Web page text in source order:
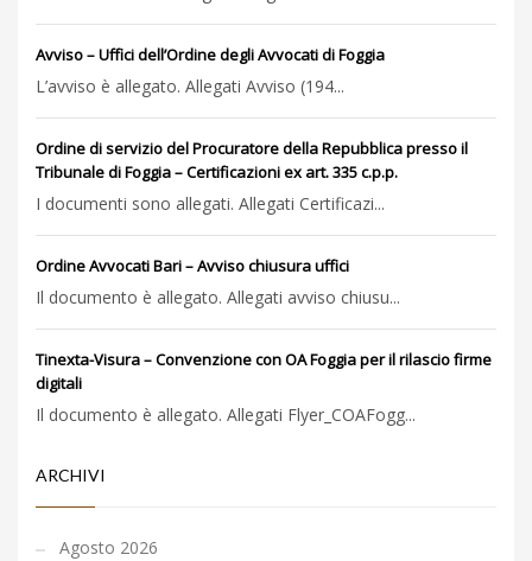
Avviso – Uffici dell’Ordine degli Avvocati di Foggia
L’avviso è allegato. Allegati Avviso (194...
Ordine di servizio del Procuratore della Repubblica presso il
Tribunale di Foggia – Certificazioni ex art. 335 c.p.p.
I documenti sono allegati. Allegati Certificazi...
Ordine Avvocati Bari – Avviso chiusura uffici
Il documento è allegato. Allegati avviso chiusu...
Tinexta-Visura – Convenzione con OA Foggia per il rilascio firme
digitali
Il documento è allegato. Allegati Flyer_COAFogg...
ARCHIVI
Agosto 2026